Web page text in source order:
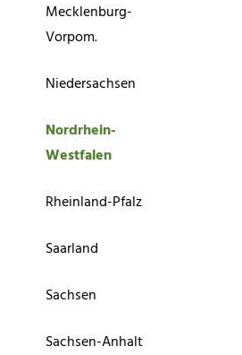
Mecklenburg-
Vorpom.
Niedersachsen
Nordrhein-
Westfalen
Rheinland-Pfalz
Saarland
Sachsen
Sachsen-Anhalt